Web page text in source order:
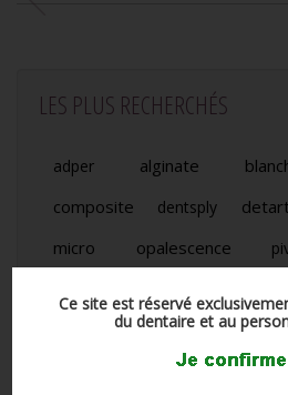
Ce site est réservé
du dentaire et au
LES PLUS RECHERCHÉS
adper alginate
composite dentsply
micro opalescence